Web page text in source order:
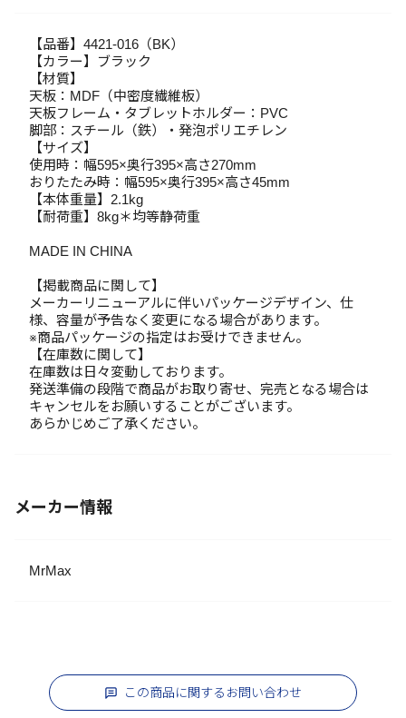
【品番】4421-016（BK）
【カラー】ブラック
【材質】
天板：MDF（中密度繊維板）
天板フレーム・タブレットホルダー：PVC
脚部：スチール（鉄）・発泡ポリエチレン
【サイズ】
使用時：幅595×奥行395×高さ270mm
おりたたみ時：幅595×奥行395×高さ45mm
【本体重量】2.1kg
【耐荷重】8kg＊均等静荷重
MADE IN CHINA
【掲載商品に関して】
メーカーリニューアルに伴いパッケージデザイン、仕
様、容量が予告なく変更になる場合があります。
※商品パッケージの指定はお受けできません。
【在庫数に関して】
在庫数は日々変動しております。
発送準備の段階で商品がお取り寄せ、完売となる場合は
キャンセルをお願いすることがございます。
あらかじめご了承ください。
メーカー情報
MrMax
この商品に関するお問い合わせ